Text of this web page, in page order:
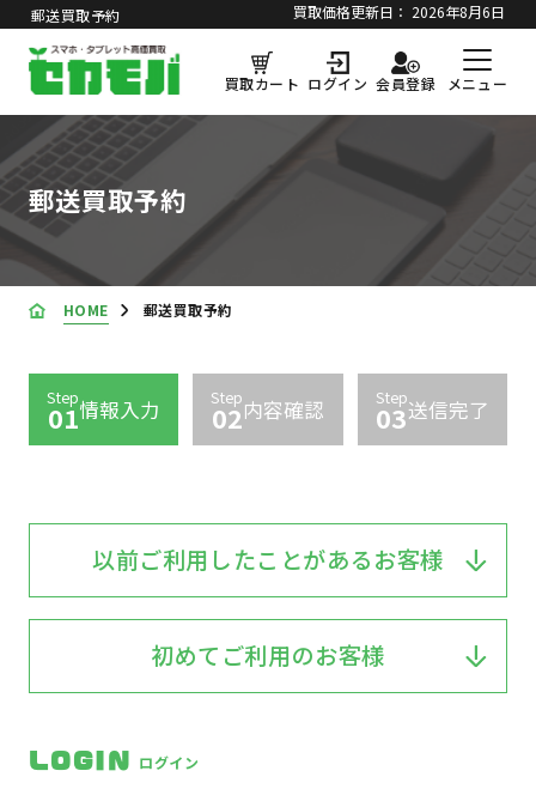
買取価格更新日： 2026年8月6日
郵送買取予約
買取カート ログイン 会員登録 メニュー
郵送買取予約
HOME 郵送買取予約
step
01情報入力 step
02内容確認 step
03送信完了
以前ご利用したことがあるお客様
初めてご利用のお客様
LOGIN ログイン